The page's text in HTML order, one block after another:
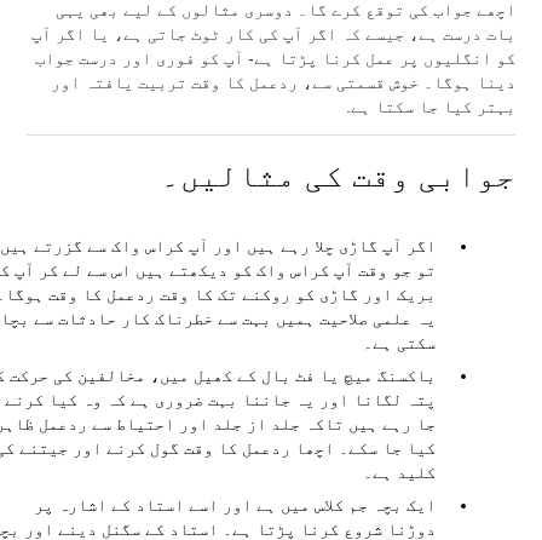
اچھے جواب کی توقع کرے گا۔ دوسری مثالوں کے لیے بھی یہی
بات درست ہے، جیسے کہ اگر آپ کی کار ٹوٹ جاتی ہے، یا اگر آپ
کو انگلیوں پر عمل کرنا پڑتا ہے- آپ کو فوری اور درست جواب
دینا ہوگا۔ خوش قسمتی سے، ردعمل کا وقت تربیت یافتہ اور
بہتر کیا جا سکتا ہے.
جوابی وقت کی مثالیں۔
اگر آپ گاڑی چلا رہے ہیں اور آپ کراس واک سے گزرتے
تو جو وقت آپ کراس واک کو دیکھتے ہیں اس سے لے کر آپ
بریک اور گاڑی کو روکنے تک کا وقت ردعمل کا وقت
یہ علمی صلاحیت ہمیں بہت سے خطرناک کار حادثات سے بچا
سکتی ہے۔
باکسنگ میچ یا فٹ بال کے کھیل میں، مخالفین کی حرکت
پتہ لگانا اور یہ جاننا بہت ضروری ہے کہ وہ کیا کرنے
جا رہے ہیں تاکہ جلد از جلد اور احتیاط سے ردعمل
کیا جا سکے۔ اچھا ردعمل کا وقت گول کرنے اور جیتنے
کلید ہے۔
ایک بچہ جم کلاس میں ہے اور اسے استاد کے اشارہ پر
دوڑنا شروع کرنا پڑتا ہے۔ استاد کے سگنل دینے اور